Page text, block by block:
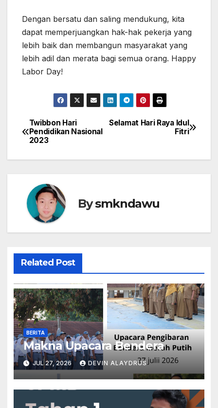
Dengan bersatu dan saling mendukung, kita
dapat memperjuangkan hak-hak pekerja yang
lebih baik dan membangun masyarakat yang
lebih adil dan merata bagi semua orang. Happy
Labor Day!
Navigasi
pos
Selamat Hari Raya Idul
Fitri
Twibbon Hari
Pendidikan Nasional
2023
Bysmkndawu
Related Post
BERITA
Makna Upacara Bendera
JUL 27, 2026 DEVIN ALAYDRUS